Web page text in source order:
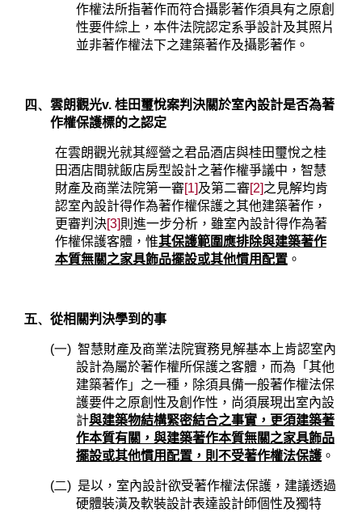
作權法所指著作而符合攝影著作須具有之原創
性要件綜上，本件法院認定系爭設計及其照片
並非著作權法下之建築著作及攝影著作。
四、 雲朗觀光v. 桂田璽悅案判決關於室內設計是否為著
作權保護標的之認定
在雲朗觀光就其經營之君品酒店與桂田璽悅之桂
田酒店間就飯店房型設計之著作權爭議中，智慧
財產及商業法院第一審[1]及第二審[2]之見解均肯
認室內設計得作為著作權保護之其他建築著作，
更審判決[3]則進一步分析，雖室內設計得作為著
作權保護客體，惟其保護範圍應排除與建築著作
本質無關之家具飾品擺設或其他慣用配置。
五、 從相關判決學到的事
(一) 智慧財產及商業法院實務見解基本上肯認室內
設計為屬於著作權所保護之客體，而為「其他
建築著作」之一種，除須具備一般著作權法保
護要件之原創性及創作性，尚須展現出室內設
計與建築物結構緊密結合之事實，更須建築著
作本質有關，與建築著作本質無關之家具飾品
擺設或其他慣用配置，則不受著作權法保護 。
(二) 是以，室內設計欲受著作權法保護，建議透過
硬體裝潢及軟裝設計表達設計師個性及獨特